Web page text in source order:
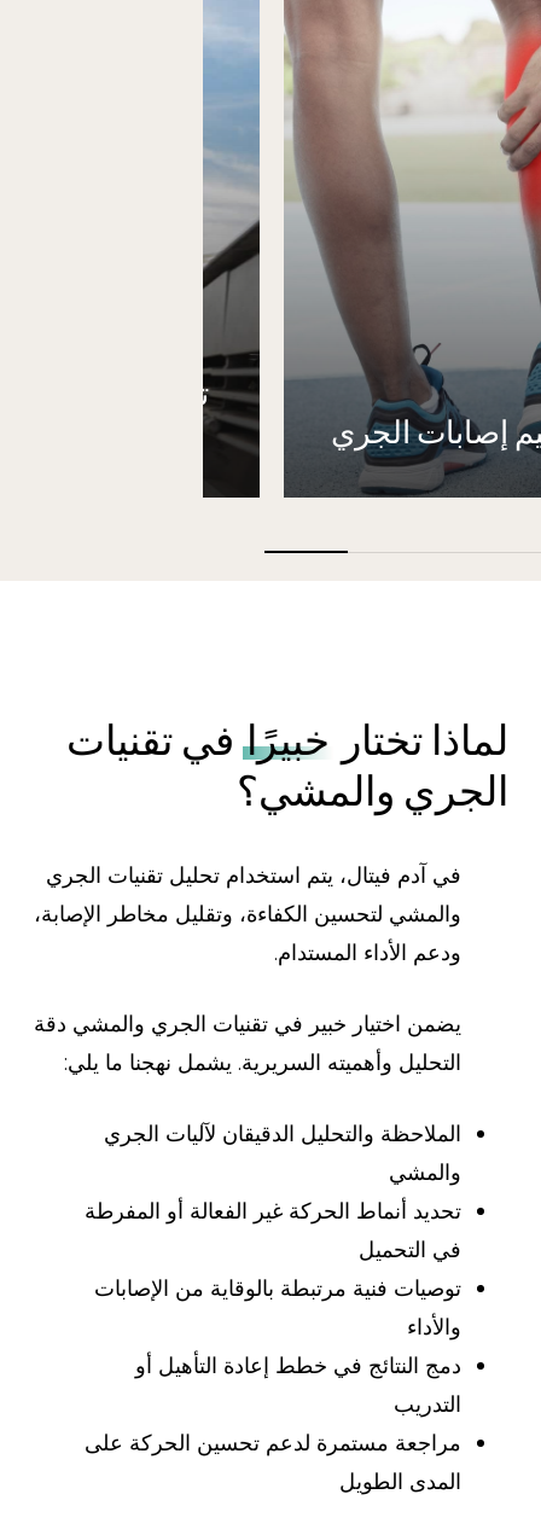
إصابات الجري
تقييم وتحليل
لماذا تختار خبيرًافي تقنيات
الجري والمشي؟
في آدم فيتال، يتم استخدام تحليل تقنيات الجري
والمشي لتحسين الكفاءة، وتقليل مخاطر الإصابة،
ودعم الأداء المستدام.
يضمن اختيار خبير في تقنيات الجري والمشي دقة
التحليل وأهميته السريرية. يشمل نهجنا ما يلي:
الملاحظة والتحليل الدقيقان لآليات الجري
والمشي
تحديد أنماط الحركة غير الفعالة أو المفرطة
في التحميل
توصيات فنية مرتبطة بالوقاية من الإصابات
والأداء
دمج النتائج في خطط إعادة التأهيل أو
التدريب
مراجعة مستمرة لدعم تحسين الحركة على
المدى الطويل